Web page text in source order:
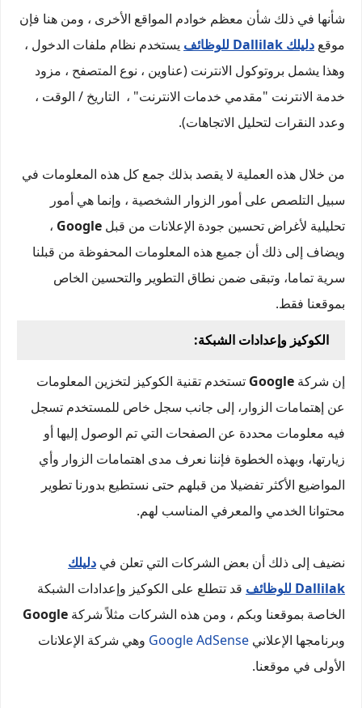
شأنها في ذلك شأن معظم خوادم المواقع الأخرى ، ومن هنا فإن
موقع دليلك Dallilak للوظائف
يستخدم نظام ملفات الدخول ،
وهذا يشمل بروتوكول الانترنت (عناوين ، نوع المتصفح ، مزود
خدمة الانترنت "مقدمي خدمات الانترنت" ، التاريخ / الوقت ،
وعدد النقرات لتحليل الاتجاهات).
من خلال هذه العملية لا يقصد بذلك جمع كل هذه المعلومات في
سبيل التلصص على أمور الزوار الشخصية ، وإنما هي أمور
تحليلية لأغراض تحسين جودة الإعلانات من قبل Google ،
ويضاف إلى ذلك أن جميع هذه المعلومات المحفوظة من قبلنا
سرية تماما، وتبقى ضمن نطاق التطوير والتحسين الخاص
بموقعنا فقط.
الكوكيز وإعدادات الشبكة:
إن شركة Google تستخدم تقنية الكوكيز لتخزين المعلومات
عن إهتمامات الزوار، إلى جانب سجل خاص للمستخدم تسجل
فيه معلومات محددة عن الصفحات التي تم الوصول إليها أو
زيارتها، وبهذه الخطوة فإننا نعرف مدى اهتمامات الزوار وأي
المواضيع الأكثر تفضيلا من قبلهم حتى نستطيع بدورنا تطوير
محتوانا الخدمي والمعرفي المناسب لهم.
نضيف إلى ذلك أن بعض الشركات التي تعلن في دليلك
Dallilak للوظائف
قد تتطلع على الكوكيز وإعدادات الشبكة
الخاصة بموقعنا وبكم ، ومن هذه الشركات مثلاً شركة Google
وبرنامجها الإعلاني Google AdSense وهي شركة الإعلانات
الأولى في موقعنا.